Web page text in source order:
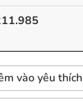
vào yêu thích